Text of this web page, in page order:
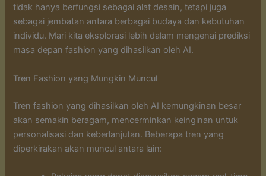
tidak hanya berfungsi sebagai alat desain, tetapi juga
sebagai jembatan antara berbagai budaya dan kebutuhan
individu. Mari kita eksplorasi lebih dalam mengenai prediksi
masa depan fashion yang dihasilkan oleh AI.
Tren Fashion yang Mungkin Muncul
Tren fashion yang dihasilkan oleh AI kemungkinan besar
akan semakin beragam, mencerminkan keinginan untuk
personalisasi dan keberlanjutan. Beberapa tren yang
diperkirakan akan muncul antara lain: